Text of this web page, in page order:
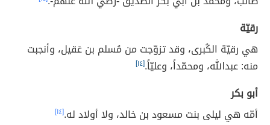
رقيّة
هي رقيّة الكُبرى، وقد تزوّجت من مُسلم بن عَقيل، وأنجبت
منه: عبدالله، ومحمّداً، وعليّاً.[١٤]
أبو بكر
أمّه هي ليلى بنت مسعود بن خالد، ولا أولاد له.[١٤]